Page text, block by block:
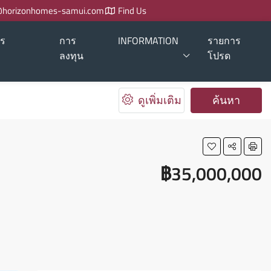
samui.com Find Us
การ
ลงทุน
INFORMATION
รายการ
โปรด
ดูเพิ่มเติม ค้นหา
฿35,000,000